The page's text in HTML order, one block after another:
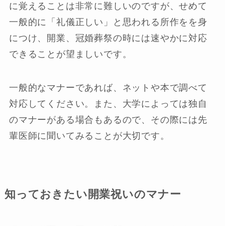
に覚えることは非常に難しいのですが、せめて
一般的に「礼儀正しい」と思われる所作をを身
につけ、開業、冠婚葬祭の時には速やかに対応
できることが望ましいです。
一般的なマナーであれば、ネットや本で調べて
対応してください。また、大学によっては独自
のマナーがある場合もあるので、その際には先
輩医師に聞いてみることが大切です。
知っておきたい開業祝いのマナー